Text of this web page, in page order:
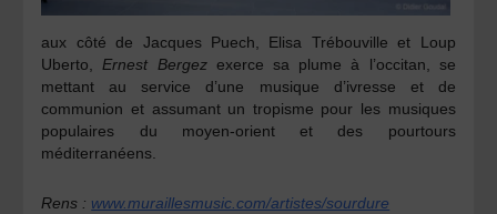
aux côté de Jacques Puech, Elisa Trébouville et Loup
Uberto,Ernest Bergezexerce sa plume à l’occitan, se
mettant au service d’une musique d’ivresse et de
communion et assumant un tropisme pour les musiques
populaires du moyen-orient et des pourtours
méditerranéens.
Rens : www.muraillesmusic.com/artistes/sourdure